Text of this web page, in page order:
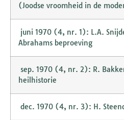
(Joodse vroomheid in de
juni 1970 (4, nr. 1): L.A.
Abrahams beproeving
sep. 1970 (4, nr. 2): R.
heilhistorie
dec. 1970 (4, nr. 3): H.